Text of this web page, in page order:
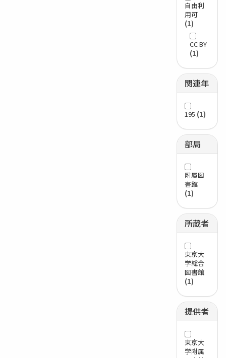
自由利
用可
(1)
CC BY
(1)
関連年
195 (1)
部局
附属図
書館
(1)
所蔵者
東京大
学総合
図書館
(1)
提供者
東京大
学附属